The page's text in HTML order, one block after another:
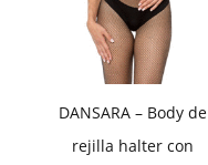
DANSARA – Body de
rejilla halter con